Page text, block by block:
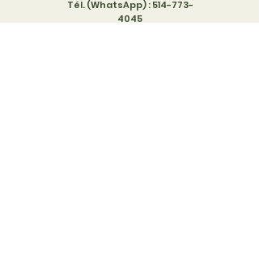
Tél. (WhatsApp) :514-773-
4045